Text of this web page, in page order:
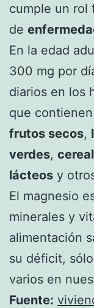
cumple un rol
de
En la edad
300 mg por
diarios en los
que
frutos secos,
verdes,
lácteos y
El magnesio
minerales y
alimentación
su déficit,
varios en
Fuente: